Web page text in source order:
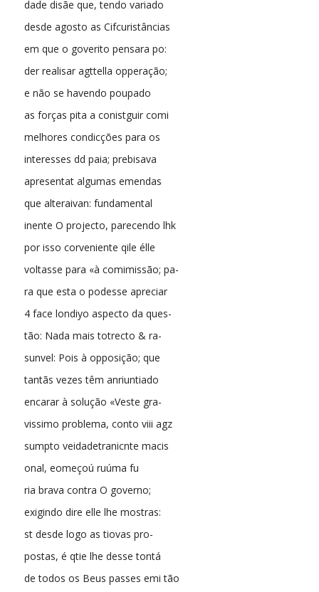
dade disãe que, tendo variado
desde agosto as Cifcuristâncias
em que o goverito pensara po:
der realisar agttella opperação;
e não se havendo poupado
as forças pita a conistguir comi
melhores condicções para os
interesses dd paia; prebisava
apresentat algumas emendas
que alteraivan: fundamental
inente O projecto, parecendo lhk
por isso corveniente qile élle
voltasse para «à comimissão; pa-
ra que esta o podesse apreciar
4 face londiyo aspecto da ques-
tão: Nada mais totrecto & ra-
sunvel: Pois à opposição; que
tantãs vezes têm anriuntiado
encarar à solução «Veste gra-
vissimo problema, conto viii agz
sumpto veidadetranicnte macis
onal, eomeçoú ruúma fu
ria brava contra O governo;
exigindo dire elle lhe mostras:
st desde logo as tiovas pro-
postas, é qtie lhe desse tontá
de todos os Beus passes emi tão